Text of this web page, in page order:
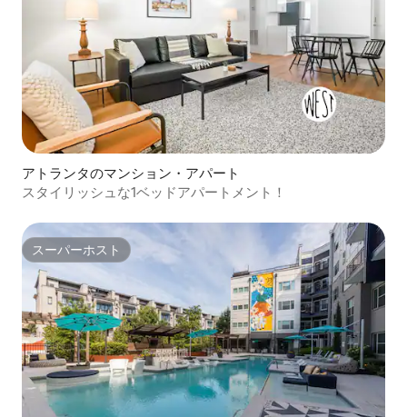
適な寝室2室 さらに2名様用のデイベッド
を備えた中央のオフィス。 フルキッチ
ン、スクリーンポーチ、ランドリールー
ム。 私道と簡易車庫の駐車場。 Airbnbの
オーナーはいつでもテキストで対応して
います。 何かございましたら、メッセー
ジください！ 私たちは現場にはいません
が、何か必要なことがあれば立ち寄るこ
とができます！ アトランタのダウンタウ
ンまでわずか8マイル、トラストパークか
ら5マイル、KSUキャンパス、マリエッタ
スクエア、ケネソーマウンテンの両方に
近く、空港への直通ルートがあります。
シックスフラッグス・ホワイトウォータ
ーから5分未満！出張の場合はi75から0.4
マイル！ 歴史的なマリエッタではたくさ
んのことができます。または、町に行っ
てナイトライフ、ショッピング、食事の
オプションを見つけてください。 ご自身
の車またはレンタカーでお越しくださ
い。 UberとLyftはすぐに利用できます。
ゴミは缶に入れて火曜日と水曜日の夜に
道路脇に置き、月曜日と木曜日の朝に回
収してもらいます。 リサイクル品は月曜
アトランタのマンション・アパート
スタイリッシュな1ベッドアパートメント！
スーパーホスト
スーパーホスト